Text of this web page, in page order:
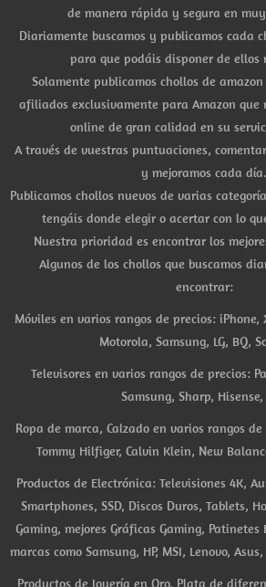
de manera rápida y segura en
Diariamente buscamos y publicamos cada
para que podáis disponer de ellos
Solamente publicamos chollos de
afiliados exclusivamente para Amazon que
online de gran calidad en su
A través de vuestras puntuaciones,
y mejoramos cada día.
Publicamos chollos nuevos de varias
tengáis donde elegir o acertar con lo
Nuestra prioridad es encontrar los
Algunos de los chollos que buscamos
encontrar:
Móviles en varios rangos de precios:
Motorola, Samsung, LG, BQ,
Televisores en varios rangos de precios:
Samsung, Sharp,
Ropa de marca, Calzado en varios rangos
Tommy Hilfiger, Calvin Klein, New
Productos de Electrónica: Televisiones 4K,
Smartphones, SSD, Discos Duros, Tablets,
Gaming, mejores Gráficas Gaming,
marcas como Samsung, HP, MSI, Lenovo,
Productos de Joyería en Oro, Plata de